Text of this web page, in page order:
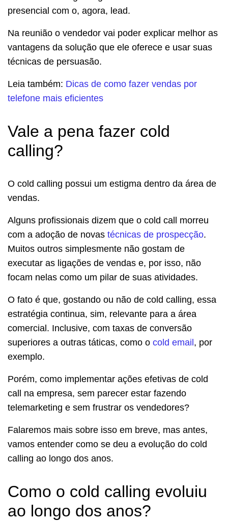
presencial com o, agora, lead.
Na reunião o vendedor vai poder explicar melhor as
vantagens da solução que ele oferece e usar suas
técnicas de persuasão.
Leia também: Dicas de como fazer vendas por
telefone mais eficientes
Vale a pena fazer cold
calling?
O cold calling possui um estigma dentro da área de
vendas.
Alguns profissionais dizem que o cold call morreu
com a adoção de novas técnicas de prospecção.
Muitos outros simplesmente não gostam de
executar as ligações de vendas e, por isso, não
focam nelas como um pilar de suas atividades.
O fato é que, gostando ou não de cold calling, essa
estratégia continua, sim, relevante para a área
comercial. Inclusive, com taxas de conversão
superiores a outras táticas, como o cold email , por
exemplo.
Porém, como implementar ações efetivas de cold
call na empresa, sem parecer estar fazendo
telemarketing e sem frustrar os vendedores?
Falaremos mais sobre isso em breve, mas antes,
vamos entender como se deu a evolução do cold
calling ao longo dos anos.
Como o cold calling evoluiu
ao longo dos anos?